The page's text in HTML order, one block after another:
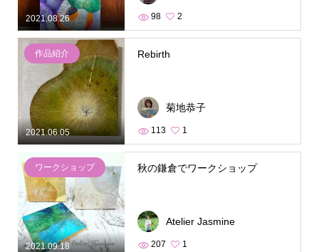
2021.08.26 98 2
作品紹介
2021.06.05
Rebirth
菊地恭子
113 1
ワークショップ
2021.09.18
秋の鎌倉でワークショップ
Atelier Jasmine
207 1